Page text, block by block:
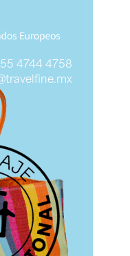
55 4744 4758